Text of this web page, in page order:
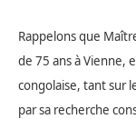
Rappelons que
de 75 ans à Vienne,
congolaise, tant sur
par sa recherche